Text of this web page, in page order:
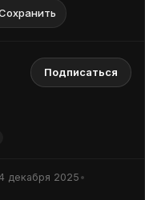
Подписаться
декабря 2025 •